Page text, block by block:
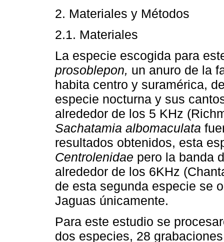
2. Materiales y Métodos
2.1. Materiales
La especie escogida para
prosoblepon, un anuro de la
habita centro y suramérica,
especie nocturna y sus
alrededor de los 5 KHz
Sachatamia albomaculata
resultados obtenidos, esta
Centrolenidae pero la banda
alrededor de los 6KHz
de esta segunda especie se
Jaguas únicamente.
Para este estudio se
dos especies, 28